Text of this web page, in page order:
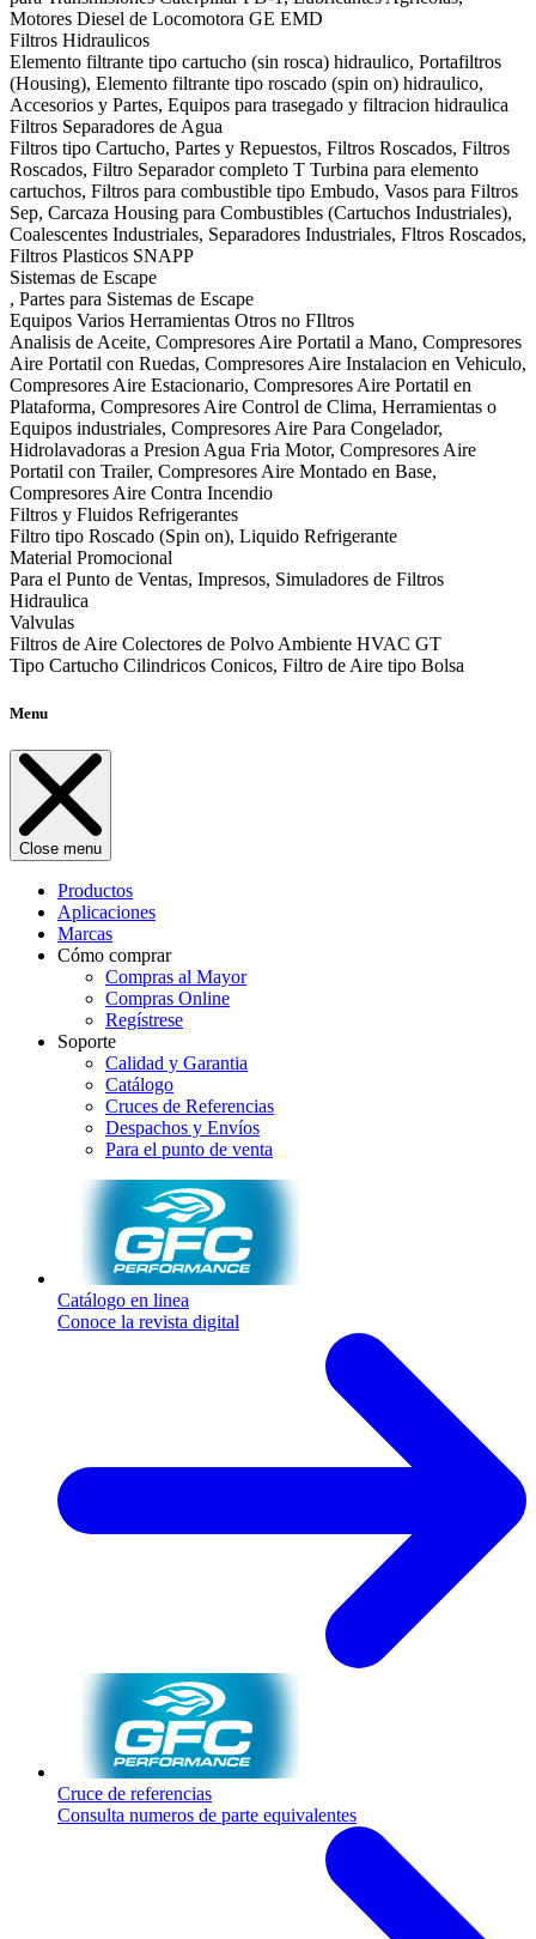
Motores Diesel de Locomotora GE EMD
Filtros Hidraulicos
Elemento filtrante tipo cartucho (sin rosca) hidraulico, Portafiltros
(Housing), Elemento filtrante tipo roscado (spin on) hidraulico,
Accesorios y Partes, Equipos para trasegado y filtracion hidraulica
Filtros Separadores de Agua
Filtros tipo Cartucho, Partes y Repuestos, Filtros Roscados, Filtros
Roscados, Filtro Separador completo T Turbina para elemento
cartuchos, Filtros para combustible tipo Embudo, Vasos para Filtros
Sep, Carcaza Housing para Combustibles (Cartuchos Industriales),
Coalescentes Industriales, Separadores Industriales, Fltros Roscados,
Filtros Plasticos SNAPP
Sistemas de Escape
, Partes para Sistemas de Escape
Equipos Varios Herramientas Otros no FIltros
Analisis de Aceite, Compresores Aire Portatil a Mano, Compresores
Aire Portatil con Ruedas, Compresores Aire Instalacion en Vehiculo,
Compresores Aire Estacionario, Compresores Aire Portatil en
Plataforma, Compresores Aire Control de Clima, Herramientas o
Equipos industriales, Compresores Aire Para Congelador,
Hidrolavadoras a Presion Agua Fria Motor, Compresores Aire
Portatil con Trailer, Compresores Aire Montado en Base,
Compresores Aire Contra Incendio
Filtros y Fluidos Refrigerantes
Filtro tipo Roscado (Spin on), Liquido Refrigerante
Material Promocional
Para el Punto de Ventas, Impresos, Simuladores de Filtros
Hidraulica
Valvulas
Filtros de Aire Colectores de Polvo Ambiente HVAC GT
Tipo Cartucho Cilindricos Conicos, Filtro de Aire tipo Bolsa
Menu
Close menu
Productos
Aplicaciones
Marcas
Cómo comprar
Compras al Mayor
Compras Online
Regístrese
Soporte
Calidad y Garantia
Catálogo
Cruces de Referencias
Despachos y Envíos
Para el punto de venta
Catálogo en linea
Conoce la revista digital
Cruce de referencias
Consulta numeros de parte equivalentes